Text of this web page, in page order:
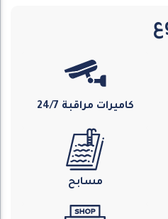
كاميرات مراقبة 24/7
مسابح